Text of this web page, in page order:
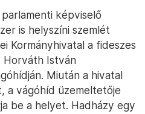
képviselő
is helyszíni szemlét
Kormányhivatal a fideszes
Horváth István
Miután a hivatal
a vágóhíd üzemeltetője
be a helyet. Hadházy egy